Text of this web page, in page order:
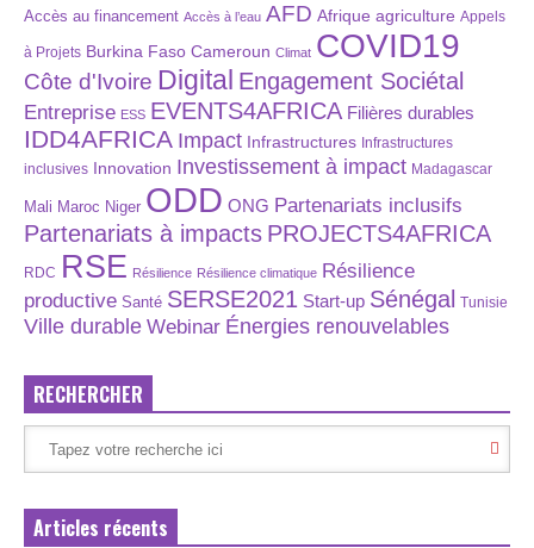
Accès au financement Accès à l’eau AFD Afrique agriculture Appels
à Projets Burkina Faso Cameroun Climat COVID19
Côte d'Ivoire Digital Engagement Sociétal
Entreprise ESS EVENTS4AFRICA Filières durables
IDD4AFRICA Impact Infrastructures Infrastructures
inclusives Innovation Investissement à impact Madagascar
Mali Maroc Niger ODD ONG Partenariats inclusifs
Partenariats à impacts PROJECTS4AFRICA
RDC RSE Résilience Résilience climatique Résilience
productive Santé SERSE2021 Start-up Sénégal Tunisie
Ville durable Webinar Énergies renouvelables
RECHERCHER
Articles récents